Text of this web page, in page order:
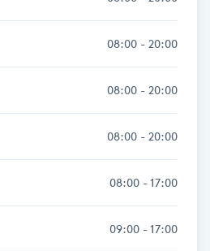
08:00 - 20:00
08:00 - 20:00
08:00 - 20:00
08:00 - 17:00
09:00 - 17:00